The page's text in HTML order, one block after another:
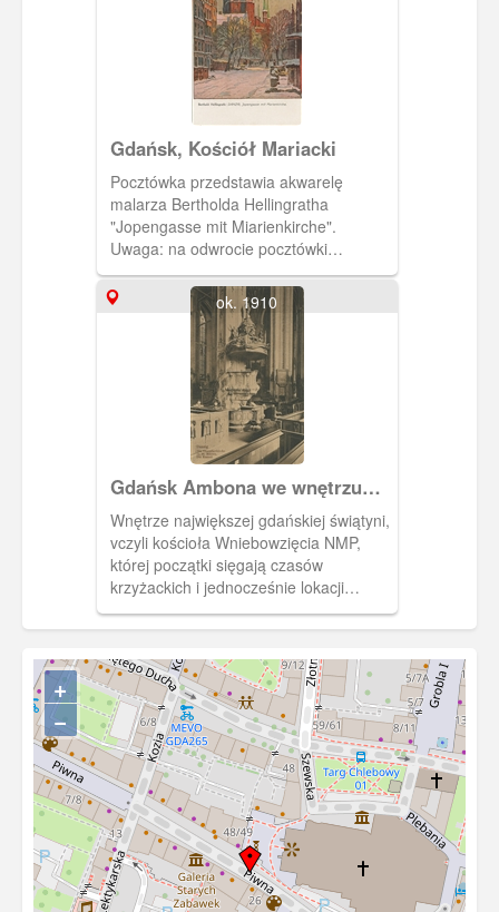
Gdańsk, Kościół Mariacki
Pocztówka przedstawia akwarelę
malarza Bertholda Hellingratha
"Jopengasse mit Miarienkirche".
Uwaga: na odwrocie pocztówki
widoczny znaczek pocztowy z datą
18.3.1931
ok. 1910
Gdańsk Ambona we wnętrzu
kościoła Wniebowzięcia NMP
(Die Marienkirche)
Wnętrze największej gdańskiej świątyni,
vczyli kościoła Wniebowzięcia NMP,
której początki sięgają czasów
krzyżackich i jednocześnie lokacji
Głównego Miasta Gdańska. Pełnił on
rolę fary tej części miasta. Był on
sukcesywnie rozbudowywany, aż
osiągnął ostateczny kształt w
początkach XVI w. W 2 poł XVI w. został
przejęty przez luteran. Przez kilkaset lat
pełnił rolę najważniejszej świątyni
luterańskiej w Gdańsku. Bogate
wyposażenie uległo w dużej mierze
zniszczeniu lub rozproszeniu w czasie II
wojny światowej. Dotyczy to również
ambony, która widoczna jest na zdjęciu.
Jej miejsce po II wojnie zajęła ambona
z kościoła św. Jana.
+
−